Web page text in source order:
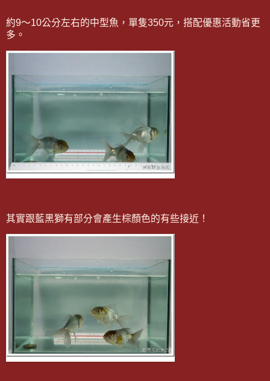
約9～10公分左右的中型魚，單隻350元，搭配優惠活動省更
多。
其實跟藍黑獅有部分會產生棕顏色的有些接近！